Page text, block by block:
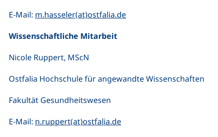
E-Mail: m.hasseler(at)ostfalia.de(öffnet Ihr E-Mail-
Wissenschaftliche Mitarbeit
Nicole Ruppert, MScN
Ostfalia Hochschule für angewandte Wissenschaften
Fakultät Gesundheitswesen
E-Mail: n.ruppert(at)ostfalia.de(öffnet Ihr E-Mail-